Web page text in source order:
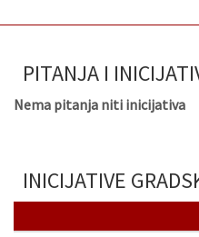
PITANJA I
Nema pitanja niti inicijativa
INICIJATIVE